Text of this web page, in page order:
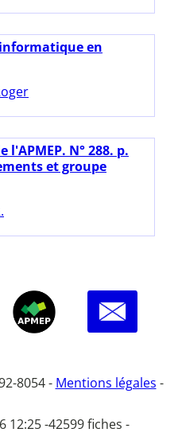
en
l'APMEP. N° 288. p.
et groupe
8054 - Mentions légales -
12:25 -42599 fiches -